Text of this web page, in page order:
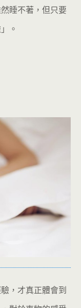
睡不著，但只要
。
，才真正體會到